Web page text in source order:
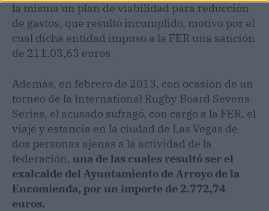
la misma un plan de viabilidad para reducción
de gastos, que resultó incumplido, motivo por el
cual dicha entidad impuso a la FER una sanción
de 211.03,63 euros.
Además, en febrero de 2013, con ocasión de un
torneo de la International Rugby Board Sevens
Series, el acusado sufragó, con cargo a la FER, el
viaje y estancia en la ciudad de Las Vegas de
dos personas ajenas a la actividad de la
federación, una de las cuales resultó ser el
exalcalde del Ayuntamiento de Arroyo de la
Encomienda, por un importe de 2.772,74
euros.